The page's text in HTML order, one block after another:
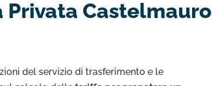
Privata Castelmauro
del servizio di trasferimento e le